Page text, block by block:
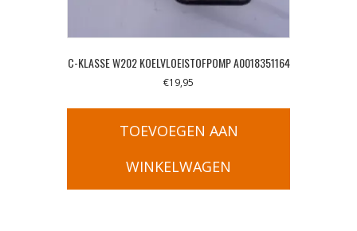
C-KLASSE W202 KOELVLOEISTOFPOMP A0018351164
€19,95
TOEVOEGEN AAN
WINKELWAGEN